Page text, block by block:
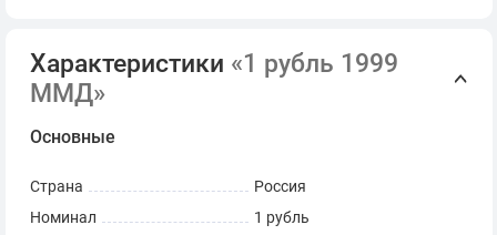
точкой, под ними год чеканки
«1999»
Реверс:
в центре (ближе к левому краю) — обозначение
Характеристики «1 рубль 1999
ММД»
Основные
Страна
Россия
Номинал
1 рубль